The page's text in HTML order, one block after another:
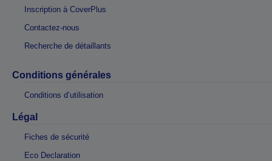
Inscription à CoverPlus
Contactez-nous
Recherche de détaillants
Conditions générales
Conditions d’utilisation
Légal
Fiches de sécurité
Eco Declaration